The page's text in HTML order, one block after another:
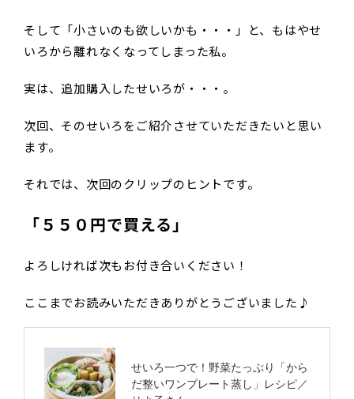
そして「小さいのも欲しいかも・・・」と、もはやせ
いろから離れなくなってしまった私。
実は、追加購入したせいろが・・・。
次回、そのせいろをご紹介させていただきたいと思い
ます。
それでは、次回のクリップのヒントです。
「５５０円で買える」
よろしければ次もお付き合いください！
ここまでお読みいただきありがとうございました♪